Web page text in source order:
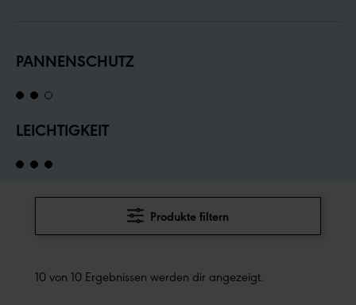
PANNENSCHUTZ
LEICHTIGKEIT
Produkte filtern
10 von 10 Ergebnissen werden dir angezeigt.